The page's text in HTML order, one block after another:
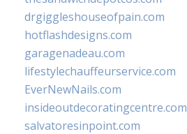
drgiggleshouseofpain.com
hotflashdesigns.com
garagenadeau.com
lifestylechauffeurservice.com
EverNewNails.com
insideoutdecoratingcentre.com
salvatoresinpoint.com